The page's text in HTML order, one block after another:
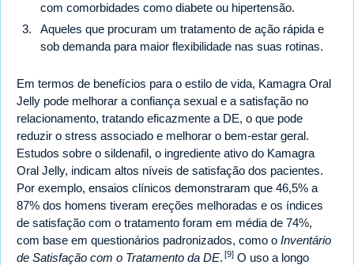
com comorbidades como diabete ou hipertensão.
Aqueles que procuram um tratamento de ação rápida e
sob demanda para maior flexibilidade nas suas rotinas.
Em termos de benefícios para o estilo de vida, Kamagra Oral
Jelly pode melhorar a confiança sexual e a satisfação no
relacionamento, tratando eficazmente a DE, o que pode
reduzir o stress associado e melhorar o bem-estar geral.
Estudos sobre o sildenafil, o ingrediente ativo do Kamagra
Oral Jelly, indicam altos níveis de satisfação dos pacientes.
Por exemplo, ensaios clínicos demonstraram que 46,5% a
87% dos homens tiveram ereções melhoradas e os índices
de satisfação com o tratamento foram em média de 74%,
com base em questionários padronizados, como o Inventário
de Satisfação com o Tratamento da DE. [9] O uso a longo